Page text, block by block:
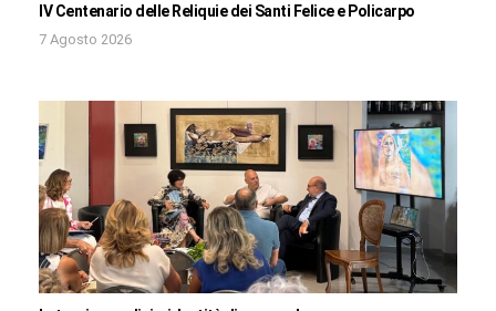
IV Centenario delle Reliquie dei Santi Felice e Policarpo
7 Agosto 2026